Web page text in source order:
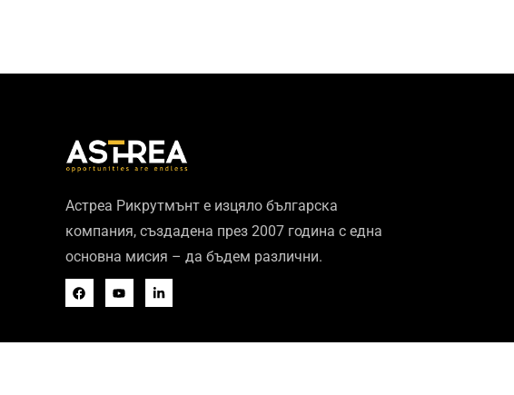
Астреа Рикрутмънт е изцяло българска
компания, създадена през 2007 година с една
основна мисия – да бъдем различни.